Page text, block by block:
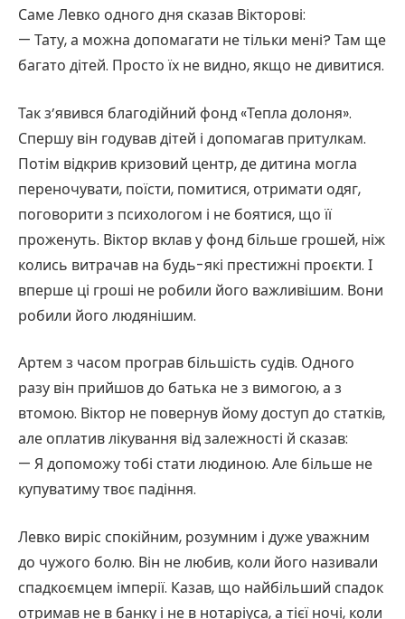
Саме Левко одного дня сказав Вікторові:
— Тату, а можна допомагати не тільки мені? Там ще
багато дітей. Просто їх не видно, якщо не дивитися.
Так з’явився благодійний фонд «Тепла долоня».
Спершу він годував дітей і допомагав притулкам.
Потім відкрив кризовий центр, де дитина могла
переночувати, поїсти, помитися, отримати одяг,
поговорити з психологом і не боятися, що її
проженуть. Віктор вклав у фонд більше грошей, ніж
колись витрачав на будь-які престижні проєкти. І
вперше ці гроші не робили його важливішим. Вони
робили його людянішим.
Артем з часом програв більшість судів. Одного
разу він прийшов до батька не з вимогою, а з
втомою. Віктор не повернув йому доступ до статків,
але оплатив лікування від залежності й сказав:
— Я допоможу тобі стати людиною. Але більше не
купуватиму твоє падіння.
Левко виріс спокійним, розумним і дуже уважним
до чужого болю. Він не любив, коли його називали
спадкоємцем імперії. Казав, що найбільший спадок
отримав не в банку і не в нотаріуса, а тієї ночі, коли